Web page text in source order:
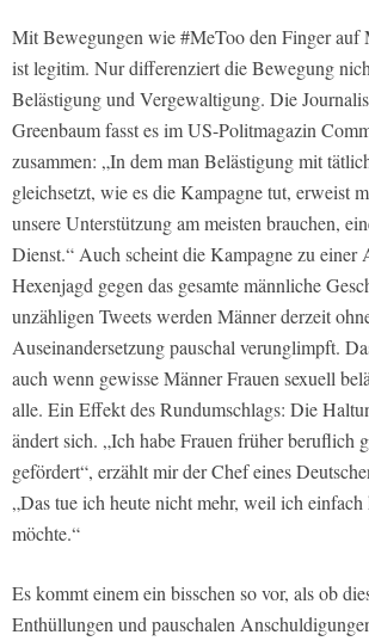
Mit Bewegungen wie #MeToo den Finger auf
ist legitim. Nur differenziert die Bewegung
Belästigung und Vergewaltigung. Die
Greenbaum fasst es im US-Politmagazin
zusammen: „In dem man Belästigung mit
gleichsetzt, wie es die Kampagne tut, erweist
unsere Unterstützung am meisten brauchen,
Dienst.“ Auch scheint die Kampagne zu einer
Hexenjagd gegen das gesamte männliche
unzähligen Tweets werden Männer derzeit
Auseinandersetzung pauschal verunglimpft.
auch wenn gewisse Männer Frauen sexuell
alle. Ein Effekt des Rundumschlags: Die
ändert sich. „Ich habe Frauen früher beruflich
gefördert“, erzählt mir der Chef eines
„Das tue ich heute nicht mehr, weil ich einfach
möchte.“
Es kommt einem ein bisschen so vor, als ob
Enthüllungen und pauschalen